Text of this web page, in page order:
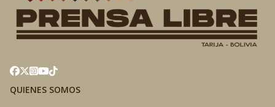
QUIENES SOMOS